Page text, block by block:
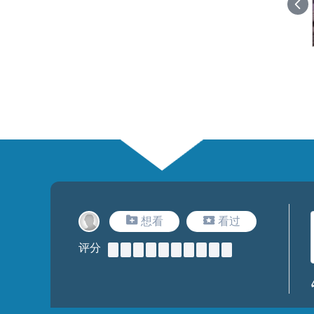
想看 看过
评分